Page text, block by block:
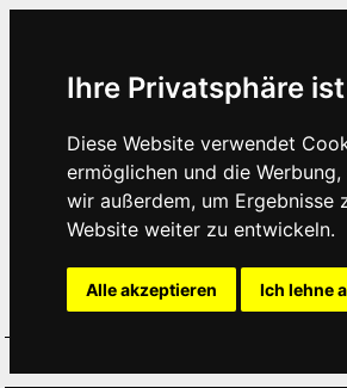
Ihre Privatsphäre
Diese Website verwendet
ermöglichen und die
wir außerdem, um Ergebnisse
Website weiter zu entwickeln.
Alle akzeptieren Ich lehne